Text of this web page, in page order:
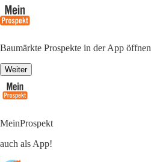
Baumärkte Prospekte in der App öffnen
Weiter
MeinProspekt
auch als App!